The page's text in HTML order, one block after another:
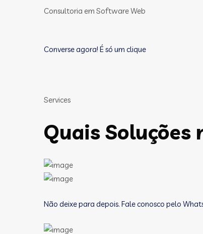
Consultoria em Software Web
Converse agora! É só um clique
Services
Quais Soluções
Não deixe para depois. Fale conosco pelo